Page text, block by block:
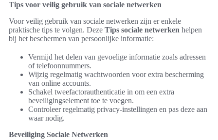
Tips voor veilig gebruik van sociale netwerken
Voor veilig gebruik van sociale netwerken zijn er enkele
praktische tips te volgen. Deze Tips sociale netwerken helpen
bij het beschermen van persoonlijke informatie:
Vermijd het delen van gevoelige informatie zoals adressen
of telefoonnummers.
Wijzig regelmatig wachtwoorden voor extra bescherming
van online accounts.
Schakel tweefactorauthenticatie in om een extra
beveiligingselement toe te voegen.
Controleer regelmatig privacy-instellingen en pas deze aan
waar nodig.
Beveiliging Sociale Netwerken